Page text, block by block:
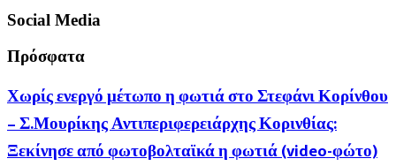
Social Media
Πρόσφατα
Χωρίς ενεργό μέτωπο η φωτιά στο Στεφάνι Κορίνθου
– Σ.Μουρίκης Αντιπεριφερειάρχης Κορινθίας:
Ξεκίνησε από φωτοβολταϊκά η φωτιά (video-φώτο)